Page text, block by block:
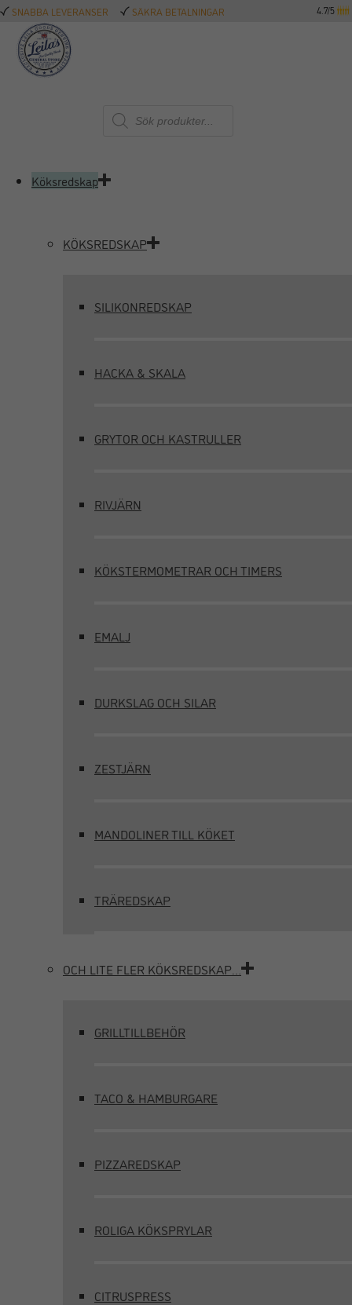
SNABBA LEVERANSER SÄKRA BETALNINGAR 4.7/5
Produktsökning
Köksredskap
KÖKSREDSKAP
SILIKONREDSKAP
HACKA & SKALA
GRYTOR OCH KASTRULLER
RIVJÄRN
KÖKSTERMOMETRAR OCH TIMERS
EMALJ
DURKSLAG OCH SILAR
ZESTJÄRN
MANDOLINER TILL KÖKET
TRÄREDSKAP
OCH LITE FLER KÖKSREDSKAP…
GRILLTILLBEHÖR
TACO & HAMBURGARE
PIZZAREDSKAP
ROLIGA KÖKSPRYLAR
CITRUSPRESS